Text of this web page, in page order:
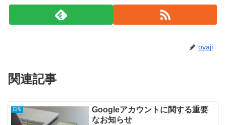
oyaji
関連記事
日常
Googleアカウントに関する重要
なお知らせ